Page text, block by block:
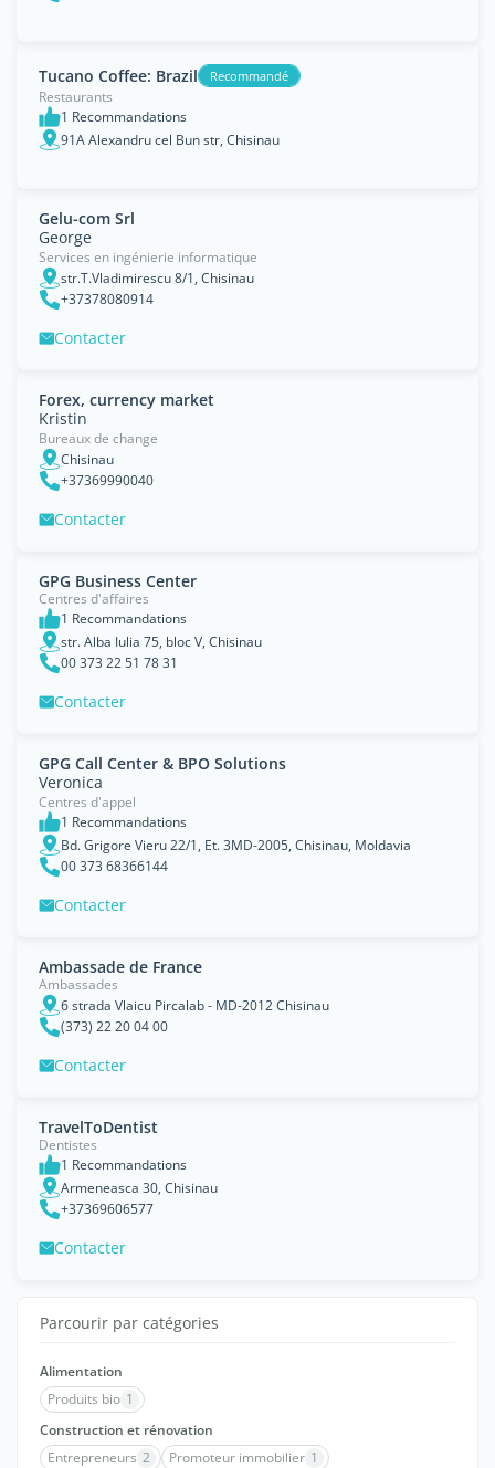
Tucano Coffee: Brazil Recommandé
Restaurants
1 Recommandations
91A Alexandru cel Bun str, Chisinau
Gelu-com Srl
George
Services en ingénierie informatique
str.T.Vladimirescu 8/1, Chisinau
+37378080914
Contacter
Forex, currency market
Kristin
Bureaux de change
Chisinau
+37369990040
Contacter
GPG Business Center
Centres d'affaires
1 Recommandations
str. Alba Iulia 75, bloc V, Chisinau
00 373 22 51 78 31
Contacter
GPG Call Center & BPO Solutions
Veronica
Centres d'appel
1 Recommandations
Bd. Grigore Vieru 22/1, Et. 3MD-2005, Chisinau, Moldavia
00 373 68366144
Contacter
Ambassade de France
Ambassades
6 strada Vlaicu Pircalab - MD-2012 Chisinau
(373) 22 20 04 00
Contacter
TravelToDentist
Dentistes
1 Recommandations
Armeneasca 30, Chisinau
+37369606577
Contacter
Parcourir par catégories
Alimentation
Produits bio 1
Construction et rénovation
Entrepreneurs 2 Promoteur immobilier 1